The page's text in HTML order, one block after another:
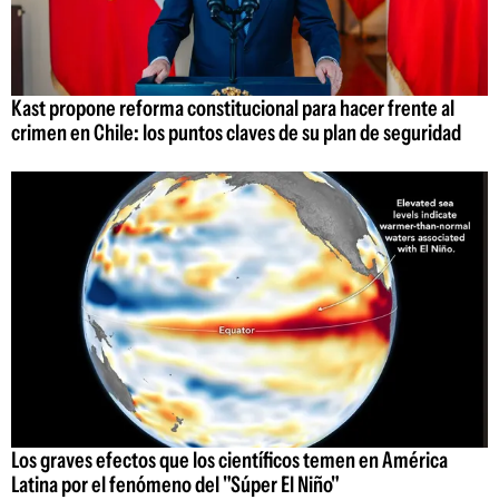
Kast propone reforma constitucional para hacer frente al
crimen en Chile: los puntos claves de su plan de seguridad
Los graves efectos que los científicos temen en América
Latina por el fenómeno del "Súper El Niño"